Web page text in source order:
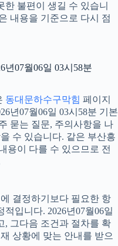
불편이 생길 수 있습니
내용을 기준으로 다시 점
07월06일 03시58분
동대문하수구막힘 페이지
년07월06일 03시58분 기본
묻는 질문, 주의사항을 나
수 있습니다. 같은 부산흥
용이 다를 수 있으므로 전
결정하기보다 필요한 항
입니다. 2026년07월06일
, 그다음 조건과 절차를 확
상황에 맞는 안내를 받으